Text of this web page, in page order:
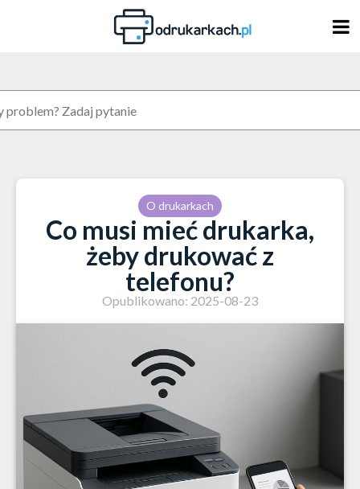
O drukarkach
Co musi mieć drukarka,
żeby drukować z
telefonu?
Opublikowano: 2025-08-23